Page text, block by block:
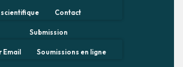
Contact
Submission
Soumissions en ligne